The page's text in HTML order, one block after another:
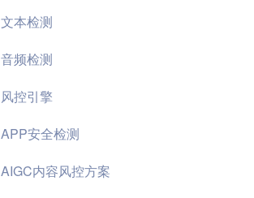
控
文本检测
音频检测
风控引擎
APP安全检测
AIGC内容风控方案